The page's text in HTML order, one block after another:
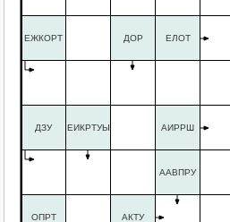
ЕЖКОРТ ДОР ЕЛОТ
ДЗУ ЕИКРТУЫ АИРРШ
ААВПРУ
ОПРТ АКТУ